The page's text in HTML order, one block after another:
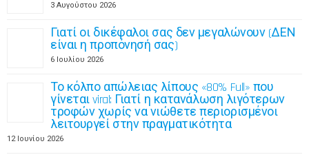
3 Αυγούστου 2026
Γιατί οι δικέφαλοι σας δεν μεγαλώνουν (ΔΕΝ
είναι η προπόνησή σας)
6 Ιουλίου 2026
Το κόλπο απώλειας λίπους «80% Full» που
γίνεται viral: Γιατί η κατανάλωση λιγότερων
τροφών χωρίς να νιώθετε περιορισμένοι
λειτουργεί στην πραγματικότητα
12 Ιουνίου 2026